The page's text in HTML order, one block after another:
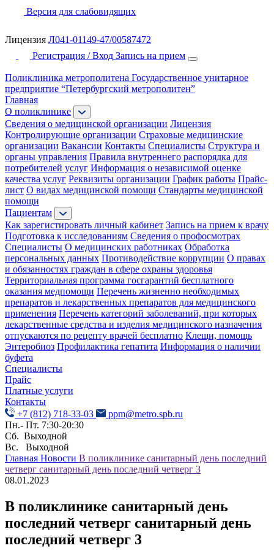
Версия для слабовидящих
Лицензия Л041-01149-47/00587472
Регистрация / Вход Запись на прием
Поликлиника метрополитена Государственное унитарное
предприятие “Петербургский метрополитен”
Главная
О поликлинике
Сведения о медицинской организации Лицензия
Контролирующие организации Страховые медицинские
организации Вакансии Контакты Специалисты Структура и
органы управления Правила внутреннего распорядка для
потребителей услуг Информация о независимой оценке
качества услуг Реквизиты организации График работы Прайс-
лист О видах медицинской помощи Стандарты медицинской
помощи
Пациентам
Как зарегистировать личный кабинет Запись на прием к врачу
Подготовка к исследованиям Сведения о профосмотрах
Специалисты О медицинских работниках Обработка
персональных данных Противодействие коррупции О правах
и обязанностях граждан в сфере охраны здоровья
Территориальная программа госгарантий бесплатного
оказания медпомощи Перечень жизненно необходимых
препаратов и лекарственных препаратов для медицинского
применения Перечень категорий заболеваний, при которых
лекарственные средства и изделия медицинского назначения
отпускаются по рецепту врачей бесплатно Клещи, помощь
Энтеробиоз Профилактика гепатита Информация о наличии
буфета
Специалисты
Прайс
Платные услуги
Контакты
+7 (812) 718-33-03
ppm@metro.spb.ru
Пн.- Пт. 7:30-20:30
Сб. Выходной
Вс. Выходной
Главная Новости В поликлинике санитарный день последний
четверг санитарный день последний четверг 3
08.01.2023
В поликлинике санитарный день
последний четверг санитарный день
последний четверг 3